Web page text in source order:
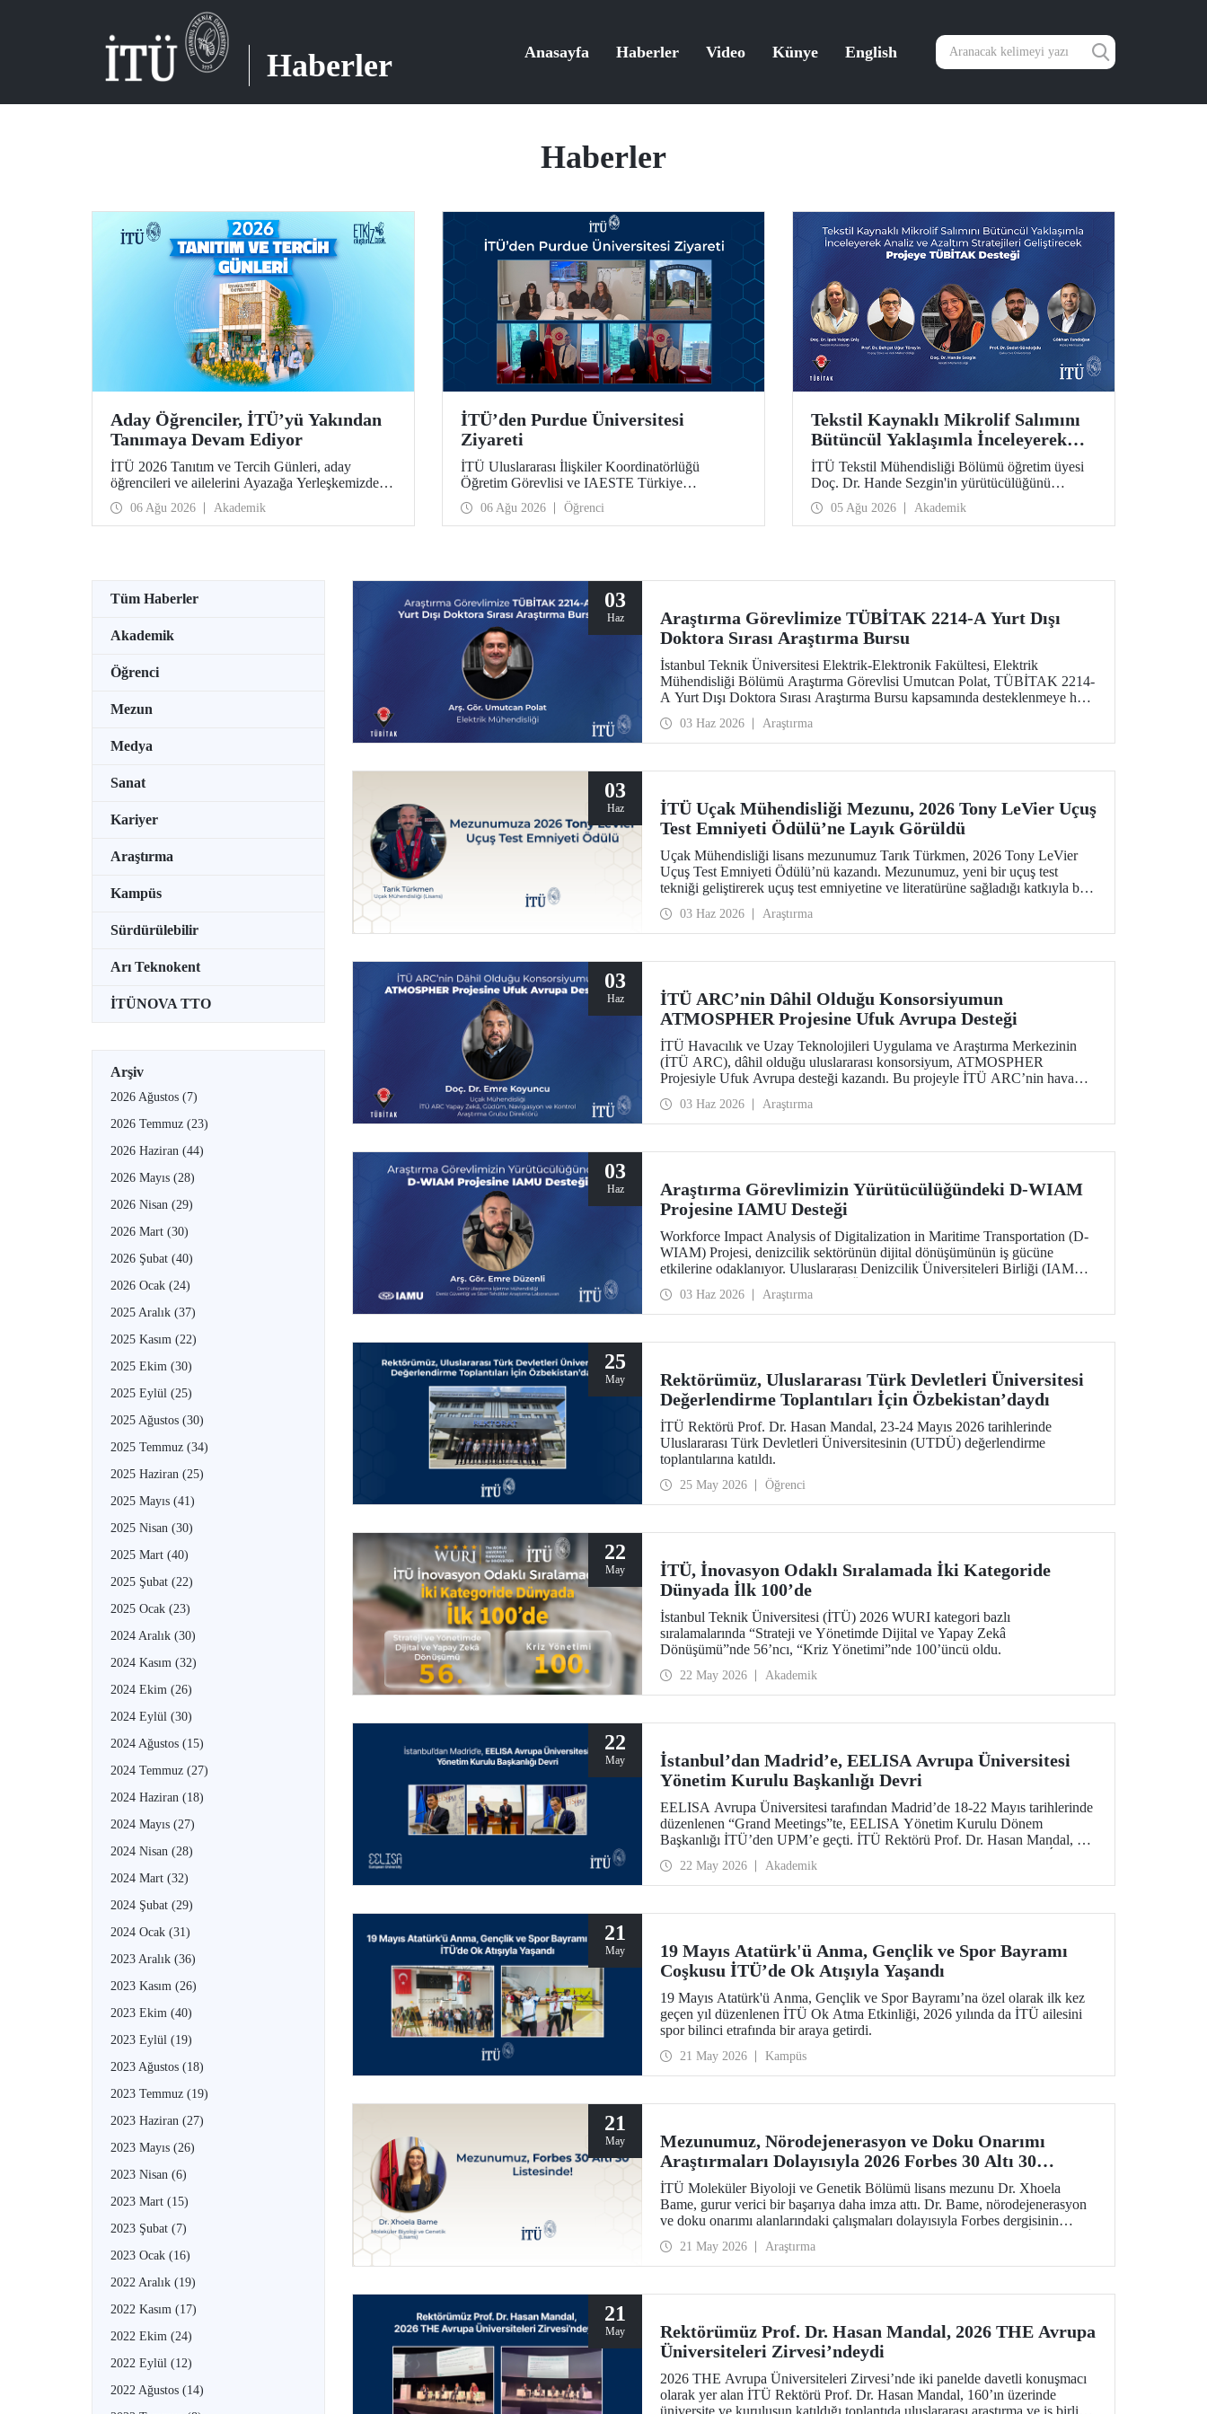
Haberler Anasayfa Haberler Video Künye English
Haberler
Aday Öğrenciler, İTÜ’yü Yakından
Tanımaya Devam Ediyor
İTÜ 2026 Tanıtım ve Tercih Günleri, aday
öğrencileri ve ailelerini Ayazağa Yerleşkemizde
ağırlamaya devam ediyor. Tanıtım ve Tercih
Günleri 7 Ağustos’ta tamamlanacak, ilgili fakülte
ve birimler adaylara bilgi vermeye devam edecek.
06 Ağu 2026 Akademik
İTÜ’den Purdue Üniversitesi
Ziyareti
İTÜ Uluslararası İlişkiler Koordinatörlüğü
Öğretim Görevlisi ve IAESTE Türkiye
Sorumlusu Cahit Okan, akademik ilişkileri ve iş
birliğini geliştirmek amacıyla 20-27 Temmuz
tarihlerinde ABD’de dünyanın önde gelen
06 Ağu 2026 Öğrenci
Tekstil Kaynaklı Mikrolif Salımını
Bütüncül Yaklaşımla İnceleyerek
Analiz ve Azaltım Stratejileri
Geliştirecek Projeye TÜBİTAK
Desteği
İTÜ Tekstil Mühendisliği Bölümü öğretim üyesi
Doç. Dr. Hande Sezgin'in yürütücülüğünü
üstlendiği “Sürdürülebilir Pamuk ve Polyester
Esaslı Tekstil Ürünlerinde Kullanım Koşullarına
Bağlı Mikrolif Salımı: Aşınma, UV Maruziyeti ve
proje, TÜBİTAK 2515 – COST Aksiyon Üyeleri
desteklenmeye hak kazandı.
05 Ağu 2026 Akademik
Tüm Haberler
Akademik
Öğrenci
Mezun
Medya
Sanat
Kariyer
Araştırma
Kampüs
Sürdürülebilir
Arı Teknokent
İTÜNOVA TTO
Arşiv
2026 Ağustos (7)
2026 Temmuz (23)
2026 Haziran (44)
2026 Mayıs (28)
2026 Nisan (29)
2026 Mart (30)
2026 Şubat (40)
2026 Ocak (24)
2025 Aralık (37)
2025 Kasım (22)
2025 Ekim (30)
2025 Eylül (25)
2025 Ağustos (30)
2025 Temmuz (34)
2025 Haziran (25)
2025 Mayıs (41)
2025 Nisan (30)
2025 Mart (40)
2025 Şubat (22)
2025 Ocak (23)
2024 Aralık (30)
2024 Kasım (32)
2024 Ekim (26)
2024 Eylül (30)
2024 Ağustos (15)
2024 Temmuz (27)
2024 Haziran (18)
2024 Mayıs (27)
2024 Nisan (28)
2024 Mart (32)
2024 Şubat (29)
2024 Ocak (31)
2023 Aralık (36)
2023 Kasım (26)
2023 Ekim (40)
2023 Eylül (19)
2023 Ağustos (18)
2023 Temmuz (19)
2023 Haziran (27)
2023 Mayıs (26)
2023 Nisan (6)
2023 Mart (15)
2023 Şubat (7)
2023 Ocak (16)
2022 Aralık (19)
2022 Kasım (17)
2022 Ekim (24)
2022 Eylül (12)
2022 Ağustos (14)
03
Haz
Araştırma Görevlimize TÜBİTAK 2214-A Yurt Dışı
Doktora Sırası Araştırma Bursu
İstanbul Teknik Üniversitesi Elektrik-Elektronik Fakültesi, Elektrik
Mühendisliği Bölümü Araştırma Görevlisi Umutcan Polat, TÜBİTAK 2214-
A Yurt Dışı Doktora Sırası Araştırma Bursu kapsamında desteklenmeye hak
03 Haz 2026 Araştırma
03
Haz
İTÜ Uçak Mühendisliği Mezunu, 2026 Tony LeVier Uçuş
Test Emniyeti Ödülü’ne Layık Görüldü
Uçak Mühendisliği lisans mezunumuz Tarık Türkmen, 2026 Tony LeVier
Uçuş Test Emniyeti Ödülü’nü kazandı. Mezunumuz, yeni bir uçuş test
tekniği geliştirerek uçuş test emniyetine ve literatürüne sağladığı katkıyla bu
03 Haz 2026 Araştırma
03
Haz
İTÜ ARC’nin Dâhil Olduğu Konsorsiyumun
ATMOSPHER Projesine Ufuk Avrupa Desteği
İTÜ Havacılık ve Uzay Teknolojileri Uygulama ve Araştırma Merkezinin
(İTÜ ARC), dâhil olduğu uluslararası konsorsiyum, ATMOSPHER
Projesiyle Ufuk Avrupa desteği kazandı. Bu projeyle İTÜ ARC’nin hava
ölçeğinde hava trafik yönetimi (ATM) alanlarındaki dev isimler arasında yer
alacak.
03 Haz 2026 Araştırma
03
Haz
Araştırma Görevlimizin Yürütücülüğündeki D-WIAM
Projesine IAMU Desteği
Workforce Impact Analysis of Digitalization in Maritime Transportation (D-
WIAM) Projesi, denizcilik sektörünün dijital dönüşümünün iş gücüne
etkilerine odaklanıyor. Uluslararası Denizcilik Üniversiteleri Birliği (IAMU)
Bölümü Araştırma Görevlisi ve Deniz Güvenliği ve Siber Tehditler
Araştırma Laboratuvarı araştırmacısı Emre Düzenli yürütecek.
03 Haz 2026 Araştırma
25
May
Rektörümüz, Uluslararası Türk Devletleri Üniversitesi
Değerlendirme Toplantıları İçin Özbekistan’daydı
İTÜ Rektörü Prof. Dr. Hasan Mandal, 23-24 Mayıs 2026 tarihlerinde
Uluslararası Türk Devletleri Üniversitesinin (UTDÜ) değerlendirme
toplantılarına katıldı.
25 May 2026 Öğrenci
22
May
İTÜ, İnovasyon Odaklı Sıralamada İki Kategoride
Dünyada İlk 100’de
İstanbul Teknik Üniversitesi (İTÜ) 2026 WURI kategori bazlı
sıralamalarında “Strateji ve Yönetimde Dijital ve Yapay Zekâ
Dönüşümü”nde 56’ncı, “Kriz Yönetimi”nde 100’üncü oldu.
22 May 2026 Akademik
22
May
İstanbul’dan Madrid’e, EELISA Avrupa Üniversitesi
Yönetim Kurulu Başkanlığı Devri
EELISA Avrupa Üniversitesi tarafından Madrid’de 18-22 Mayıs tarihlerinde
düzenlenen “Grand Meetings”te, EELISA Yönetim Kurulu Dönem
Başkanlığı İTÜ’den UPM’e geçti. İTÜ Rektörü Prof. Dr. Hasan Mandal, 6
García Suárez’e düzenlenen bir törenle devretti.
22 May 2026 Akademik
21
May
19 Mayıs Atatürk'ü Anma, Gençlik ve Spor Bayramı
Coşkusu İTÜ’de Ok Atışıyla Yaşandı
19 Mayıs Atatürk'ü Anma, Gençlik ve Spor Bayramı’na özel olarak ilk kez
geçen yıl düzenlenen İTÜ Ok Atma Etkinliği, 2026 yılında da İTÜ ailesini
spor bilinci etrafında bir araya getirdi.
21 May 2026 Kampüs
21
May
Mezunumuz, Nörodejenerasyon ve Doku Onarımı
Araştırmaları Dolayısıyla 2026 Forbes 30 Altı 30
Listesinde!
İTÜ Moleküler Biyoloji ve Genetik Bölümü lisans mezunu Dr. Xhoela
Bame, gurur verici bir başarıya daha imza attı. Dr. Bame, nörodejenerasyon
ve doku onarımı alanlarındaki çalışmaları dolayısıyla Forbes dergisinin
listesine seçildi.
21 May 2026 Araştırma
21
May
Rektörümüz Prof. Dr. Hasan Mandal, 2026 THE Avrupa
Üniversiteleri Zirvesi’ndeydi
2026 THE Avrupa Üniversiteleri Zirvesi’nde iki panelde davetli konuşmacı
olarak yer alan İTÜ Rektörü Prof. Dr. Hasan Mandal, 160’ın üzerinde
üniversite ve kuruluşun katıldığı toplantıda uluslararası araştırma ve iş birliği